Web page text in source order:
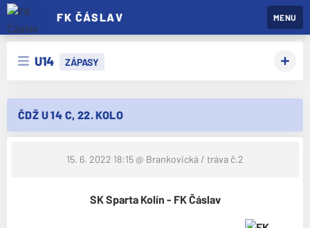
FK ČÁSLAV MENU
U14 ZÁPASY
ČDŽ U 14 C, 22. KOLO
15. 6. 2022 18:15 @ Brankovická / tráva č.2
SK Sparta Kolín - FK Čáslav